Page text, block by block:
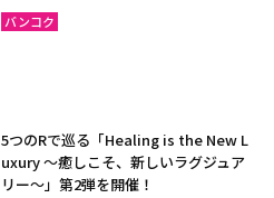
サムットソンクラーム
キリカン）
アーントーン
バンコク
5つのRで巡る「Healing is the New L
uxury ～癒しこそ、新しいラグジュア
リー〜」第2弾を開催！